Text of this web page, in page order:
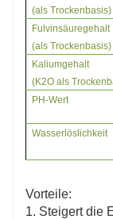
(als Trockenbasis)
Fulvinsäuregehalt
(als Trockenbasis)
Kaliumgehalt
(K2O als
PH-Wert
Wasserlöslichkeit
Vorteile:
1. Steigert die